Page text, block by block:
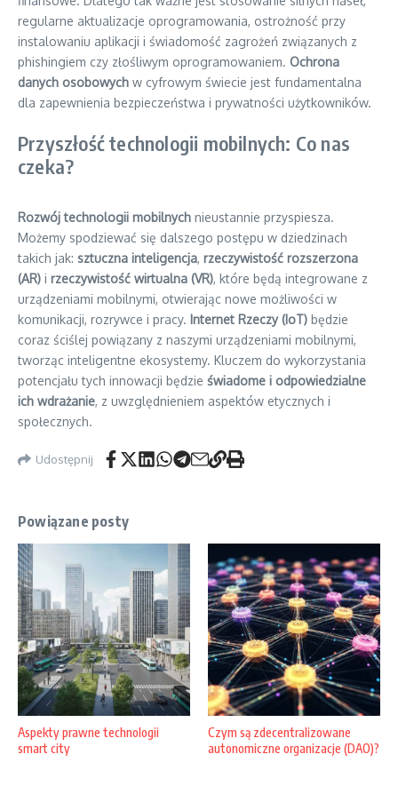
regularne aktualizacje oprogramowania, ostrożność przy
instalowaniu aplikacji i świadomość zagrożeń związanych z
phishingiem czy złośliwym oprogramowaniem. Ochrona
danych osobowych w cyfrowym świecie jest fundamentalna
dla zapewnienia bezpieczeństwa i prywatności użytkowników.
Przyszłość technologii mobilnych: Co nas
czeka?
Rozwój technologii mobilnych nieustannie przyspiesza.
Możemy spodziewać się dalszego postępu w dziedzinach
takich jak: sztuczna inteligencja, rzeczywistość rozszerzona
(AR) i rzeczywistość wirtualna (VR), które będą integrowane z
urządzeniami mobilnymi, otwierając nowe możliwości w
komunikacji, rozrywce i pracy. Internet Rzeczy (IoT) będzie
coraz ściślej powiązany z naszymi urządzeniami mobilnymi,
tworząc inteligentne ekosystemy. Kluczem do wykorzystania
potencjału tych innowacji będzie świadome i odpowiedzialne
ich wdrażanie, z uwzględnieniem aspektów etycznych i
społecznych.
Udostępnij
Powiązane posty
Aspekty prawne technologii
smart city
Czym są zdecentralizowane
autonomiczne organizacje (DAO)?